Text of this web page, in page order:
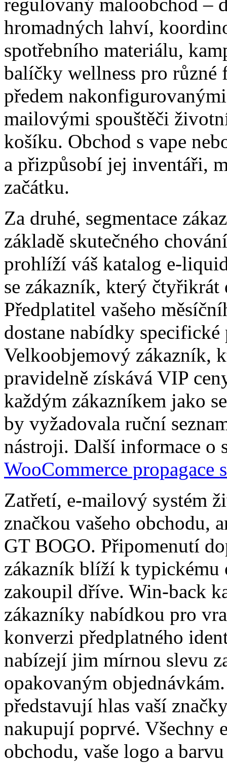
regulovaný maloobchod –
hromadných lahví,
spotřebního materiálu,
balíčky wellness pro různé
předem
mailovými spouštěči
košíku. Obchod s vape
a přizpůsobí jej inventáři,
začátku.
Za druhé, segmentace
základě skutečného
prohlíží váš katalog e-
se zákazník, který
Předplatitel vašeho
dostane nabídky
Velkoobjemový zákazník,
pravidelně získává VIP
každým zákazníkem jako
by vyžadovala ruční
nástroji. Další informace o
WooCommerce propagace
Zatřetí, e-mailový systém
značkou vašeho obchodu,
GT BOGO. Připomenutí
zákazník blíží k typickému
zakoupil dříve. Win-back
zákazníky nabídkou pro
konverzi předplatného
nabízejí jim mírnou slevu
opakovaným
představují hlas vaší
nakupují poprvé. Všechny
obchodu, vaše logo a